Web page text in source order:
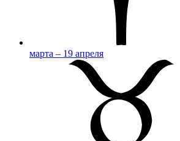
марта – 19 апреля